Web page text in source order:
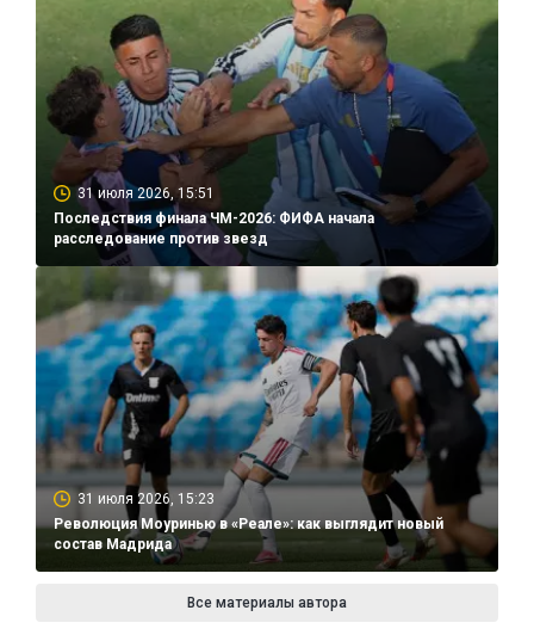
31 июля 2026, 15:51
Последствия финала ЧМ-2026: ФИФА начала
расследование против звезд
31 июля 2026, 15:23
Революция Моуринью в «Реале»: как выглядит новый
состав Мадрида
Все материалы автора